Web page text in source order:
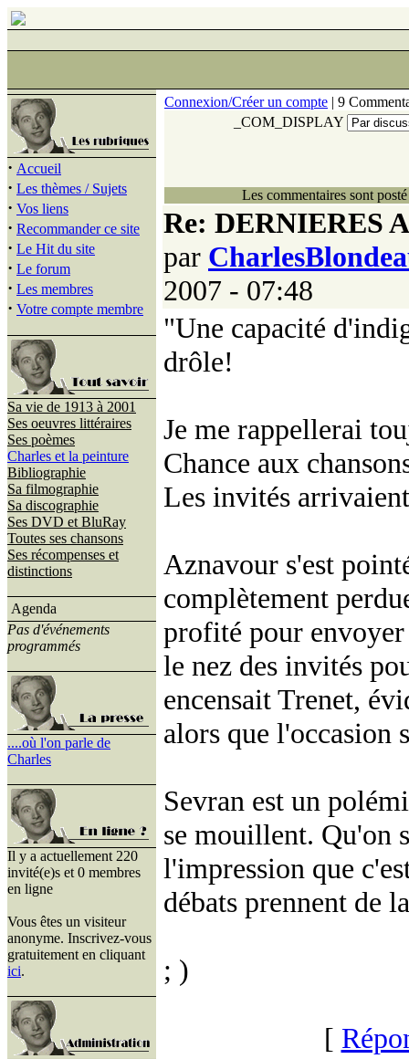
· Accueil
· Les thèmes / Sujets
· Vos liens
· Recommander ce site
· Le Hit du site
· Le forum
· Les membres
· Votre compte membre
Sa vie de 1913 à 2001
Ses oeuvres littéraires
Ses poèmes
Charles et la peinture
Bibliographie
Sa filmographie
Sa discographie
Ses DVD et BluRay
Toutes ses chansons
Ses récompenses et
distinctions
Agenda
Pas d'événements
programmés
....où l'on parle de
Charles
Il y a actuellement 220
invité(e)s et 0 membres
en ligne
Vous êtes un visiteur
anonyme. Inscrivez-vous
gratuitement en cliquant
ici.
Connexion/Créer un compte | 9
_COM_DISPLAY
Les commentaires sont
Re: DERNIERES
par
2007 - 07:48
"Une capacité
drôle!
Je me rappellerai
Chance aux
Les invités
Aznavour s'est
complètement
profité pour
le nez des invités
encensait Trenet,
alors que l'occasion
Sevran est un
se mouillent. Qu'on
l'impression que
débats prennent de
; )
[